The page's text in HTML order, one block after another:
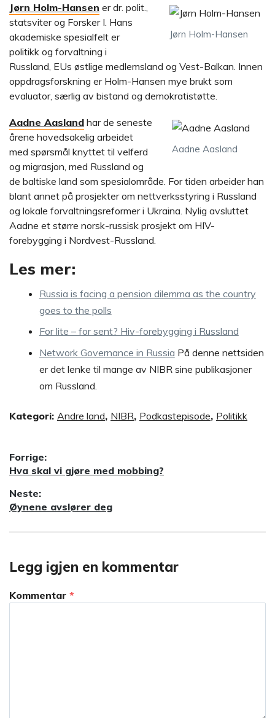
Jørn Holm-Hansen
Jørn Holm-Hansen er dr. polit.,
statsviter og Forsker I. Hans
akademiske spesialfelt er
politikk og forvaltning i
Russland, EUs østlige medlemsland og Vest-Balkan. Innen
oppdragsforskning er Holm-Hansen mye brukt som
evaluator, særlig av bistand og demokratistøtte.
Aadne Aasland
Aadne Aasland har de seneste
årene hovedsakelig arbeidet
med spørsmål knyttet til velferd
og migrasjon, med Russland og
de baltiske land som spesialområde. For tiden arbeider han
blant annet på prosjekter om nettverksstyring i Russland
og lokale forvaltningsreformer i Ukraina. Nylig avsluttet
Aadne et større norsk-russisk prosjekt om HIV-
forebygging i Nordvest-Russland.
Les mer:
Russia is facing a pension dilemma as the country
goes to the polls
For lite – for sent? Hiv-forebygging i Russland
Network Governance in Russia På denne nettsiden
er det lenke til mange av NIBR sine publikasjoner
om Russland.
Kategori: Andre land, NIBR, Podkastepisode, Politikk
Innleggsnavigasjon
Forrige:
Forrige
Hva skal vi gjøre med mobbing?
Neste:
Neste
Øynene avslører deg
Legg igjen en kommentar
Kommentar *